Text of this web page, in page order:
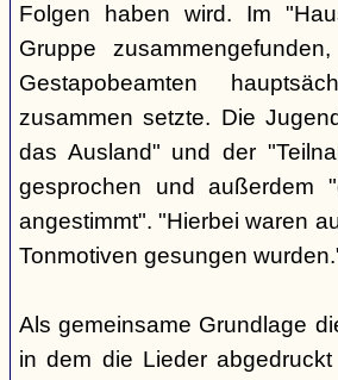
Folgen haben wird. Im
Gruppe
Gestapobeamten
zusammen setzte. Die
das Ausland" und der
gesprochen und außerdem
angestimmt". "Hierbei waren
Tonmotiven gesungen
Als gemeinsame Grundlage
in dem die Lieder